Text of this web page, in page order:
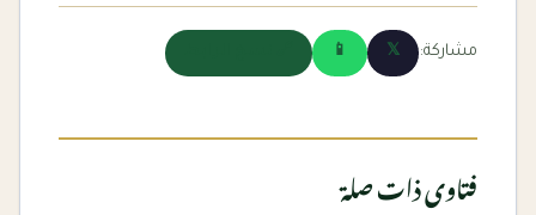
مشاركة: 𝕏
📱
فتاوى ذات صلة